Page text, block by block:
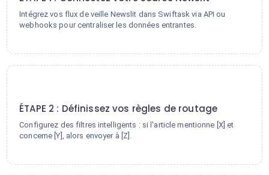
Intégrez vos flux de veille Newslit dans Swiftask via API ou
webhooks pour centraliser les données entrantes.
ÉTAPE 2 : Définissez vos règles de routage
Configurez des filtres intelligents : si l'article mentionne [X] et
concerne [Y], alors envoyer à [Z].